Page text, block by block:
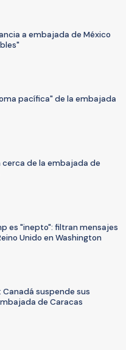
a embajada de México
pacífica" de la embajada
cerca de la embajada de
es "inepto": filtran mensajes
Unido en Washington
Canadá suspende sus
de Caracas